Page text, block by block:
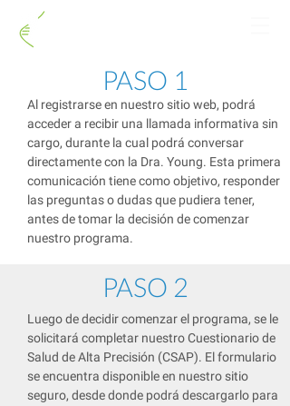
PASO 1
Al registrarse en nuestro sitio web, podrá
acceder a recibir una llamada informativa sin
cargo, durante la cual podrá conversar
directamente con la Dra. Young. Esta primera
comunicación tiene como objetivo, responder
las preguntas o dudas que pudiera tener,
antes de tomar la decisión de comenzar
nuestro programa.
PASO 2
Luego de decidir comenzar el programa, se le
solicitará completar nuestro Cuestionario de
Salud de Alta Precisión (CSAP). El formulario
se encuentra disponible en nuestro sitio
seguro, desde donde podrá descargarlo para